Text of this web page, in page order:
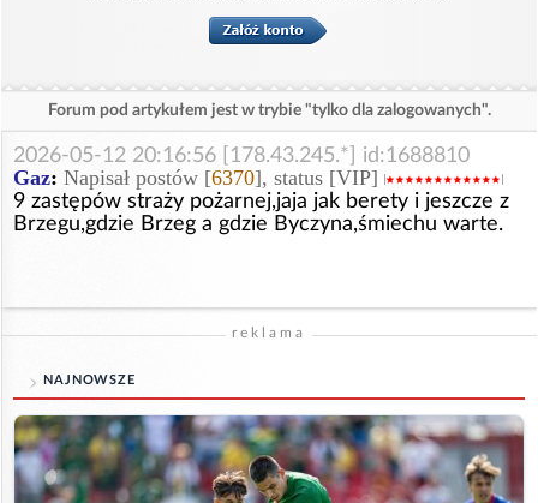
Forum pod artykułem jest w trybie "tylko dla zalogowanych".
2026-05-12 20:16:56 [178.43.245.*] id:1688810
Gaz: Napisał postów [6370], status [VIP]
9 zastępów straży pożarnej,jaja jak berety i jeszcze z
Brzegu,gdzie Brzeg a gdzie Byczyna,śmiechu warte.
reklama
NAJNOWSZE